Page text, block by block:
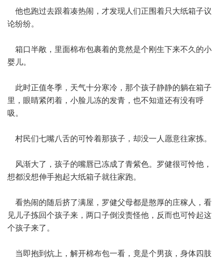
他也跑过去跟着凑热闹，才发现人们正围着只大纸箱子议
论纷纷。
箱口半敞，里面棉布包裹着的竟然是个刚生下来不久的小
婴儿。
此时正值冬季，天气十分寒冷，那个孩子静静的躺在箱子
里，眼睛紧闭着，小脸儿冻的发青，也不知道还有没有呼
吸。
村民们七嘴八舌的可怜着那孩子，却没一人愿意往家拣。
风渐大了，孩子的嘴唇已冻成了青紫色。罗健很可怜他，
想都没想伸手抱起大纸箱子就往家跑。
看热闹的随后挤了满屋，罗健父母都是憨厚的庄稼人，看
见儿子拣回个孩子来，两口子倒没责怪他，反而也可怜起这
个孩子来了。
当即抱到炕上，解开棉布包一看，竟是个男孩，身体四肢